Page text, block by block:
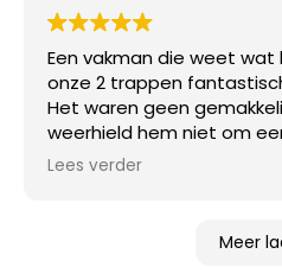
Een vakman die weet
onze 2 trappen
Het waren geen
weerhield hem niet om
af te leveren!
Lees verder
Meer